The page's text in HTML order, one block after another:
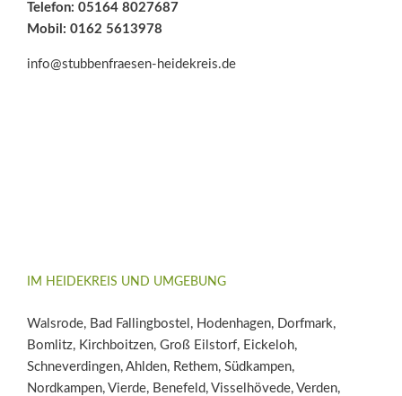
Telefon: 05164 8027687
Mobil: 0162 5613978
info@stubbenfraesen-heidekreis.de
IM HEIDEKREIS UND UMGEBUNG
Walsrode, Bad Fallingbostel, Hodenhagen, Dorfmark,
Bomlitz, Kirchboitzen, Groß Eilstorf, Eickeloh,
Schneverdingen, Ahlden, Rethem, Südkampen,
Nordkampen, Vierde, Benefeld, Visselhövede, Verden,